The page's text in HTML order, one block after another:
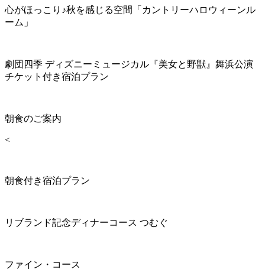
心がほっこり♪秋を感じる空間「カントリーハロウィーンル
ーム」
劇団四季 ディズニーミュージカル『美女と野獣』舞浜公演
チケット付き宿泊プラン
朝食のご案内
<
朝食付き宿泊プラン
リブランド記念ディナーコース つむぐ
ファイン・コース